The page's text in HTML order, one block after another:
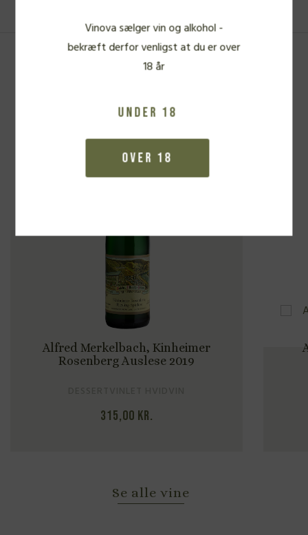
Merkelbach, Kinheimer
Auslese 2019
Alfred
Se alle vine
Vinova sælger vin og alkohol -
bekræft derfor venligst at du er over
18 år
Under 18
Over 18